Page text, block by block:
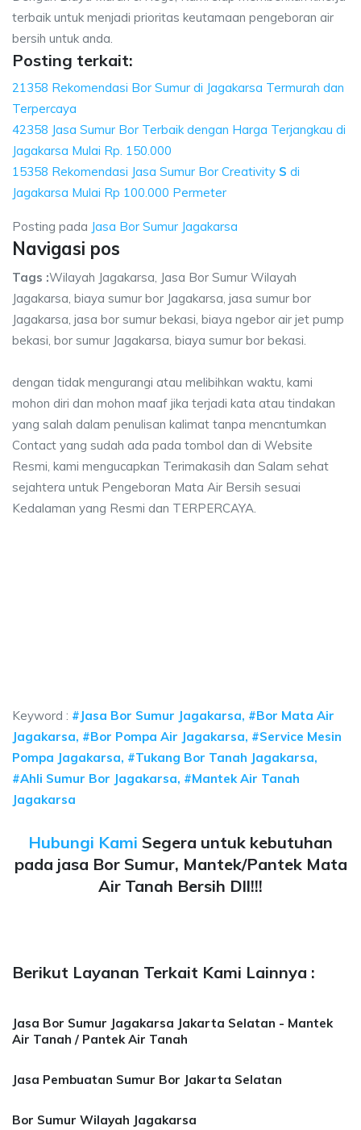
terbaik untuk menjadi prioritas keutamaan pengeboran air
bersih untuk anda.
Posting terkait:
21358 Rekomendasi Bor Sumur di Jagakarsa Termurah dan
Terpercaya
42358 Jasa Sumur Bor Terbaik dengan Harga Terjangkau di
Jagakarsa Mulai Rp. 150.000
15358 Rekomendasi Jasa Sumur Bor Creativity S di
Jagakarsa Mulai Rp 100.000 Permeter
Posting pada Jasa Bor Sumur Jagakarsa
Navigasi pos
Tags :Wilayah Jagakarsa, Jasa Bor Sumur Wilayah
Jagakarsa, biaya sumur bor Jagakarsa, jasa sumur bor
Jagakarsa, jasa bor sumur bekasi, biaya ngebor air jet pump
bekasi, bor sumur Jagakarsa, biaya sumur bor bekasi.
dengan tidak mengurangi atau melibihkan waktu, kami
mohon diri dan mohon maaf jika terjadi kata atau tindakan
yang salah dalam penulisan kalimat tanpa mencntumkan
Contact yang sudah ada pada tombol dan di Website
Resmi, kami mengucapkan Terimakasih dan Salam sehat
sejahtera untuk Pengeboran Mata Air Bersih sesuai
Kedalaman yang Resmi dan TERPERCAYA.
Keyword : #Jasa Bor Sumur Jagakarsa, #Bor Mata Air
Jagakarsa, #Bor Pompa Air Jagakarsa, #Service Mesin
Pompa Jagakarsa, #Tukang Bor Tanah Jagakarsa,
#Ahli Sumur Bor Jagakarsa, #Mantek Air Tanah
Jagakarsa
Hubungi Kami Segera untuk kebutuhan
pada jasa Bor Sumur, Mantek/Pantek Mata
Air Tanah Bersih Dll!!!
Berikut Layanan Terkait Kami Lainnya :
Jasa Bor Sumur Jagakarsa Jakarta Selatan - Mantek
Air Tanah / Pantek Air Tanah
Jasa Pembuatan Sumur Bor Jakarta Selatan
Bor Sumur Wilayah Jagakarsa